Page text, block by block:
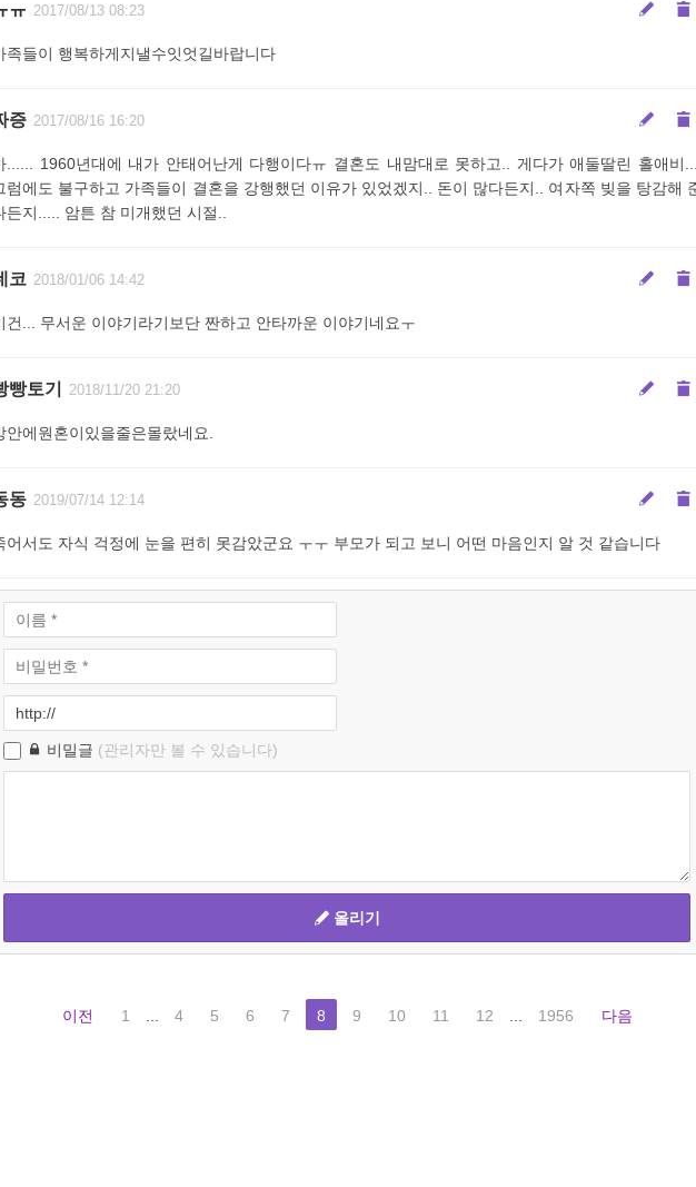
ㅠ 2017/08/13 08:23
족들이 행복하게지낼수잇엇길바랍니다
증 2017/08/16 16:20
...... 1960년대에 내가 안태어난게 다행이다ㅠ 결혼도 내맘대로 못하고.. 게다가 애둘딸린 홀애비
럼에도 불구하고 가족들이 결혼을 강행했던 이유가 있었겠지.. 돈이 많다든지.. 여자쪽 빚을 탕감해
든지..... 암튼 참 미개했던 시절..
코 2018/01/06 14:42
건... 무서운 이야기라기보단 짠하고 안타까운 이야기네요ㅜ
빵토기 2018/11/20 21:20
안에원혼이있을줄은몰랐네요.
동 2019/07/14 12:14
어서도 자식 걱정에 눈을 편히 못감았군요 ㅜㅜ 부모가 되고 보니 어떤 마음인지 알 것 같습니다
비밀글 (관리자만 볼 수 있습니다)
올리기
이전 1 ... 4 5 6 7 8 9 10 11 12 ... 1956 다음